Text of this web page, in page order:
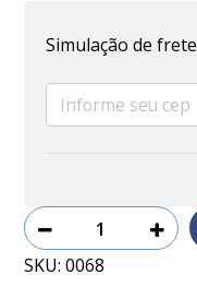
Simulação de frete
SKU:0068